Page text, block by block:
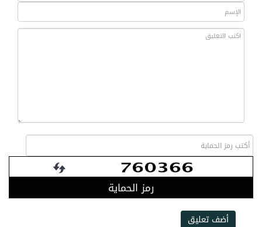
رمز الحماية
أضف تعليق